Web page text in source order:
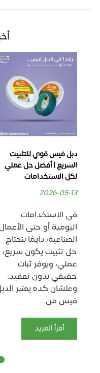
دبل فيس قوي للتثبيت
السريع | أفضل حل عملي
لكل الاستخدامات
2026-05-13
في الاستخدامات
اليومية أو حتى
الصناعية، دايمًا بنحتاج
حل تثبيت يكون سريع،
عملي، ويوفر ثبات
حقيقي بدون تعقيد.
وعلشان كده يعتبر
فيس من...
أقرأ المزيد